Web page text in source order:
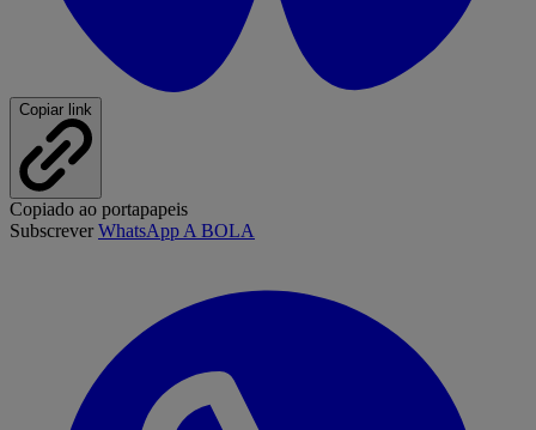
Copiar link
Copiado ao portapapeis
SubscreverWhatsApp A BOLA